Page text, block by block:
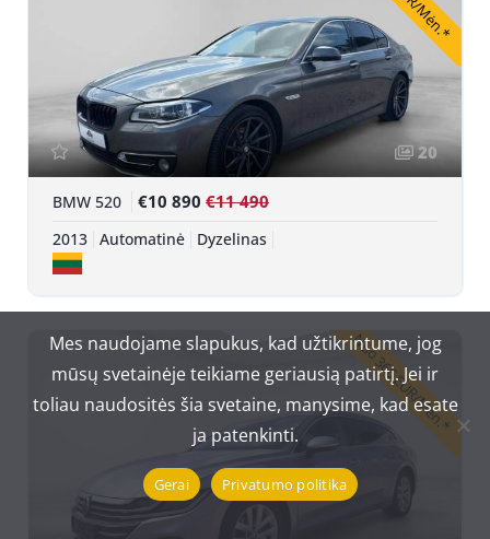
20
BMW 520 €10 890 €11 490
2013 Automatinė Dyzelinas
Nuo 366 EUR/Mėn.*
Mes naudojame slapukus, kad užtikrintume, jog
mūsų svetainėje teikiame geriausią patirtį. Jei ir
toliau naudositės šia svetaine, manysime, kad esate
ja patenkinti.
Gerai Privatumo politika